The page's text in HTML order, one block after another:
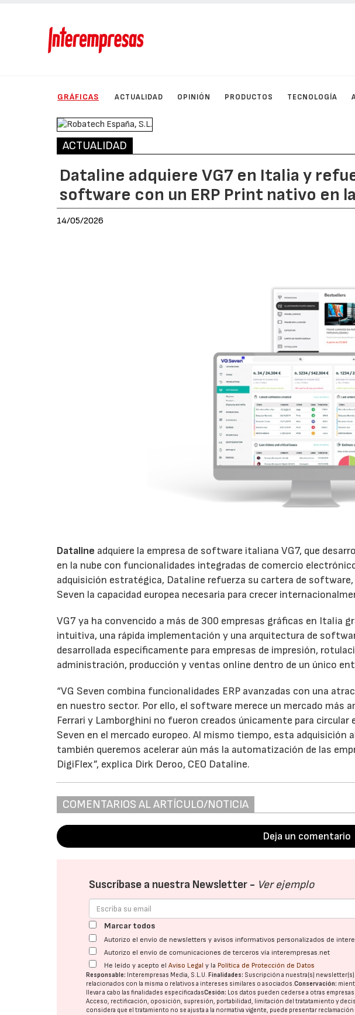
GRÁFICAS ACTUALIDAD OPINIÓN PRODUCTOS TECNOLOGÍA
ACTUALIDAD
Dataline adquiere VG7 en Italia y
software con un ERP Print nativo en
14/05/2026
Dataline adquiere la empresa de software italiana VG7, que
en la nube con funcionalidades integradas de comercio
adquisición estratégica, Dataline refuerza su cartera de
Seven la capacidad europea necesaria para crecer
VG7 ya ha convencido a más de 300 empresas gráficas en Italia
intuitiva, una rápida implementación y una arquitectura de
desarrollada específicamente para empresas de impresión,
administración, producción y ventas online dentro de un único
“VG Seven combina funcionalidades ERP avanzadas con una
en nuestro sector. Por ello, el software merece un mercado más
Ferrari y Lamborghini no fueron creados únicamente para circular
Seven en el mercado europeo. Al mismo tiempo, esta adquisición
también queremos acelerar aún más la automatización de las
DigiFlex”, explica Dirk Deroo, CEO Dataline.
COMENTARIOS AL ARTÍCULO/NOTICIA
Deja un comentario
Suscríbase a nuestra Newsletter - Ver ejemplo
Marcar todos
Autorizo el envío de newsletters y avisos informativos personalizados de
Autorizo el envío de comunicaciones de terceros vía interempresas.net
He leído y acepto elAviso Legal y la Política de Protección de Datos
Responsable: Interempresas Media, S.L.U. Finalidades: Suscripción a nuestra(s)
relacionados con la misma o relativos a intereses similares o asociados.Conservación:
llevar a cabo las finalidades especificadasCesión: Los datos pueden cederse a otras
Acceso, rectificación, oposición, supresión, portabilidad, limitación del tratatamiento y
considera que el tratamiento no se ajusta a la normativa vigente, puede presentar
22/07/